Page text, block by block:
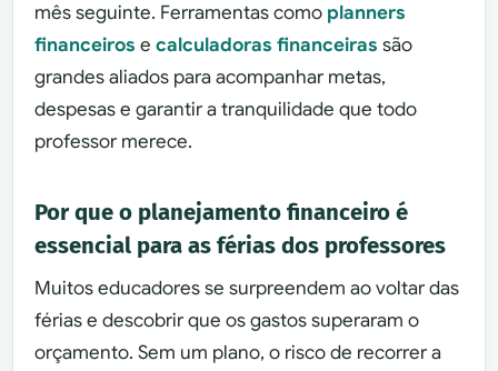
mês seguinte. Ferramentas como planners
financeiros ecalculadoras financeiras são
grandes aliados para acompanhar metas,
despesas e garantir a tranquilidade que todo
professor merece.
Por que o planejamento financeiro é
essencial para as férias dos professores
Muitos educadores se surpreendem ao voltar das
férias e descobrir que os gastos superaram o
orçamento. Sem um plano, o risco de recorrer a